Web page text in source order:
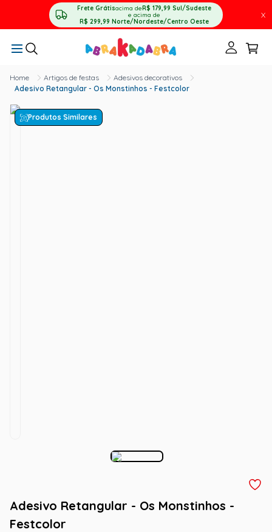
Frete Grátisacima deR$ 179,99 Sul/Sudeste
e acima de
R$ 299,99 Norte/Nordeste/Centro Oeste
X
Artigos de festas
Adesivos decorativos
Adesivo Retangular - Os Monstinhos - Festcolor
Produtos Similares
Adesivo Retangular - Os Monstinhos -
Festcolor